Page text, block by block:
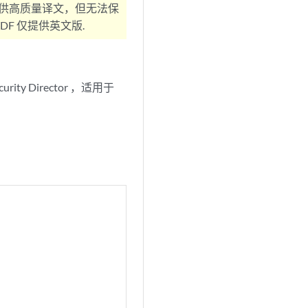
高质量译文，但无法保
仅提供英文版.
Director ，适用于